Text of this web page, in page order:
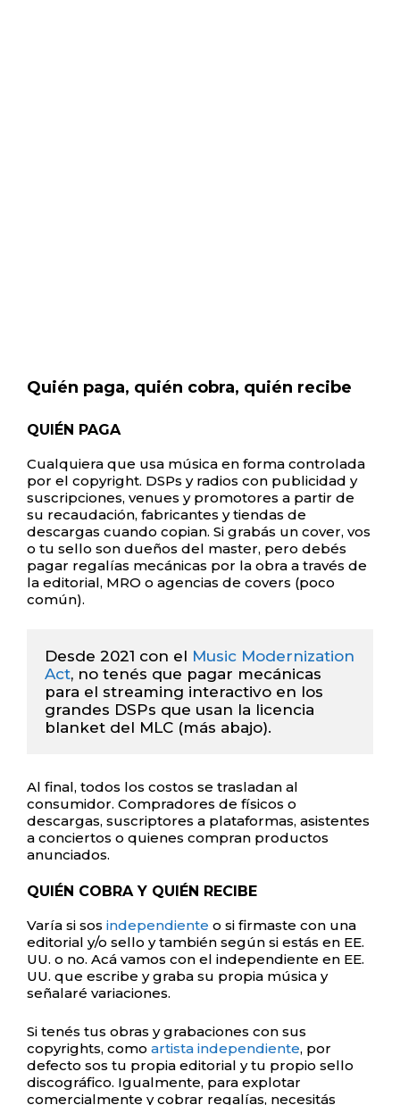
Quién paga, quién cobra, quién recibe
QUIÉN PAGA
Cualquiera que usa música en forma controlada
por el copyright. DSPs y radios con publicidad y
suscripciones, venues y promotores a partir de
su recaudación, fabricantes y tiendas de
descargas cuando copian. Si grabás un cover, vos
o tu sello son dueños del master, pero debés
pagar regalías mecánicas por la obra a través de
la editorial, MRO o agencias de covers (poco
común).
Desde 2021 con el Music Modernization
Act, no tenés que pagar mecánicas
para el streaming interactivo en los
grandes DSPs que usan la licencia
blanket del MLC (más abajo).
Al final, todos los costos se trasladan al
consumidor. Compradores de físicos o
descargas, suscriptores a plataformas, asistentes
a conciertos o quienes compran productos
anunciados.
QUIÉN COBRA Y QUIÉN RECIBE
Varía si sos independiente o si firmaste con una
editorial y/o sello y también según si estás en EE.
UU. o no. Acá vamos con el independiente en EE.
UU. que escribe y graba su propia música y
señalaré variaciones.
Si tenés tus obras y grabaciones con sus
copyrights, como artista independiente, por
defecto sos tu propia editorial y tu propio sello
discográfico. Igualmente, para explotar
comercialmente y cobrar regalías, necesitás